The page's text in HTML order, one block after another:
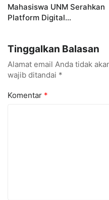
Mahasiswa UNM Serahkan
Platform Digital
Digital
Tinggalkan Balasan
Alamat email Anda tidak
wajib ditandai *
Komentar *